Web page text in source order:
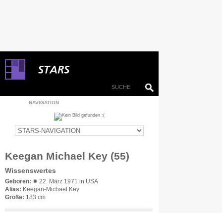
NAVIGATION
Keegan Michael Key (55)
Wissenswertes
Geboren: ✹ 22. März 1971 in USA
Alias: Keegan-Michael Key
Größe: 183 cm